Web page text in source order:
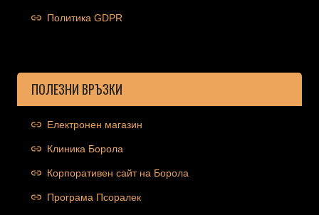
Политика GDPR
ПОЛЕЗНИ ВРЪЗКИ
Електронен магазин
Клиника Борола
Корпоративен сайт на Борола
Програма Псоралек